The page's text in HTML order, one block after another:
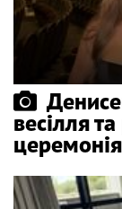
весілля
церемонія